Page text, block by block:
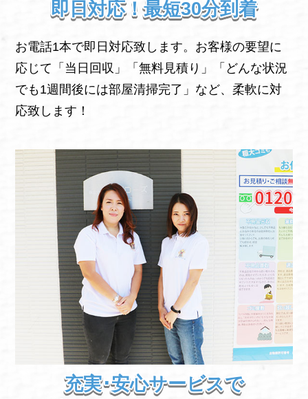
即日対応！最短30分到着
お電話1本で即日対応致します。お客様の要望に
応じて「当日回収」「無料見積り」「どんな状況
でも1週間後には部屋清掃完了」など、柔軟に対
応致します！
充実･安心サービスで